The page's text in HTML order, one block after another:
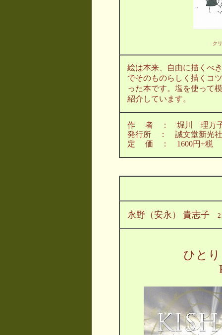
ク
絵は本来、自由に描くべ
でそのものらしく描くコ
った本です。塩を使って
紹介しています。
作 者 ： 堀川 理万
発行所 ： 誠文堂新光社
定 価 ： 1600円+税
永野（安永） 貴志子
ひと